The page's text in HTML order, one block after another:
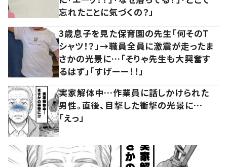
忘れたことに気づくの？」
3歳息子を見た保育園の先生「何そのT
シャツ！？」→職員全員に激震が走ったま
さかの光景に…「そりゃ先生も大興奮す
るはず」「すげーー！！」
実家解体中…作業員に話しかけられた
男性。直後、目撃した衝撃の光景に…
「えっ」